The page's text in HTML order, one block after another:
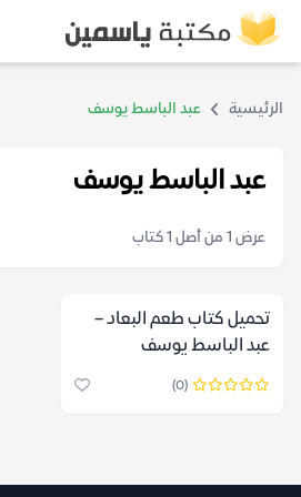
الرئيسية عبد الباسط يوسف
عبد الباسط يوسف
عرض 1 من أصل 1 كتاب
تحميل كتاب طعم البعاد –
عبد الباسط يوسف
(0)